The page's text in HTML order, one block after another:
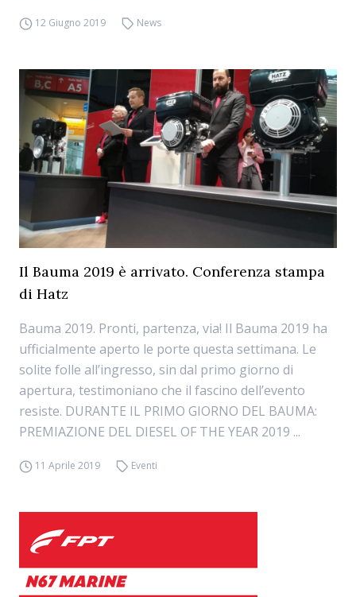
12 Giugno 2019 News
Il Bauma 2019 è arrivato. Conferenza stampa
di Hatz
Bauma 2019. Pronti, partenza, via! Il Bauma 2019 ha
ufficialmente aperto le porte questa settimana. Le
solite folle all’ingresso, sin dal primo giorno di
apertura, testimoniano che il fascino dell’evento
resiste. DURANTE IL PRIMO GIORNO DEL BAUMA:
PREMIAZIONE DEL DIESEL OF THE YEAR 2019 ...
11 Aprile 2019 Eventi